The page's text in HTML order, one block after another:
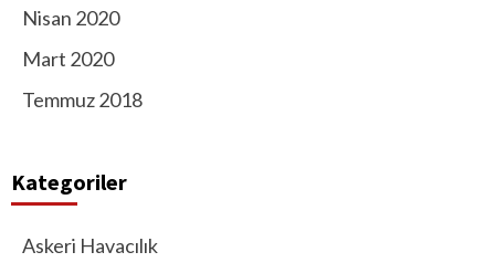
Nisan 2020
Mart 2020
Temmuz 2018
Kategoriler
Askeri Havacılık